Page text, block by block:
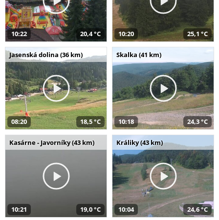
10:22 20,4 °C 10:20 25,1 °C
Jasenská dolina (36 km)
08:20 18,5 °C
Skalka (41 km)
10:18 24,3 °C
Kasárne - Javorníky (43 km)
10:21 19,0 °C
Králiky (43 km)
10:04 24,6 °C